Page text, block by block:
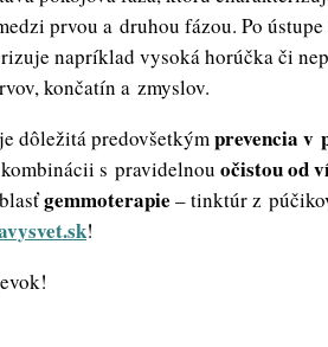
prvou a druhou fázou. Po
napríklad vysoká horúčka či
končatín a zmyslov.
dôležitá predovšetkýmprevencia v
s pravidelnou očistou od
gemmoterapie – tinktúr z
!